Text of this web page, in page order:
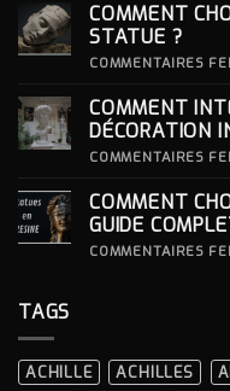
COMMENT
STATUE ?
COMMENTAIRES
COMMENT
DÉCORATION
COMMENTAIRES
COMMENT
GUIDE
COMMENTAIRES
TAGS
ACHILLE ACHILLES